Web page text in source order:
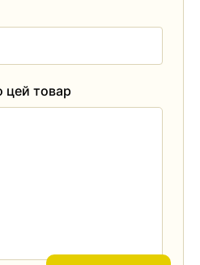
цей товар